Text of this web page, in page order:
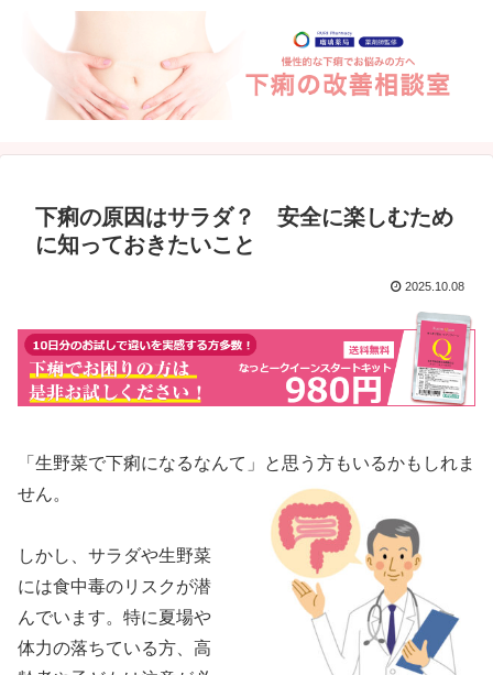
下痢の原因はサラダ？ 安全に楽しむため
に知っておきたいこと
2025.10.08
「生野菜で下痢になるなんて」と思う方もいるかもしれま
せん。
しかし、サラダや生野菜
には食中毒のリスクが潜
んでいます。特に夏場や
体力の落ちている方、高